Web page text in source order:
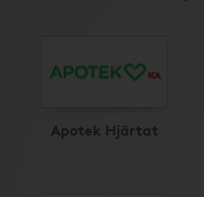
Apotek Hjärtat